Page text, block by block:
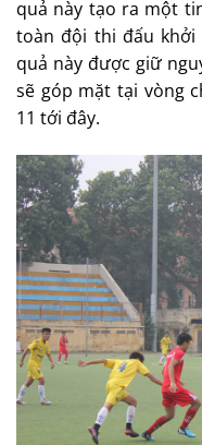
quả này tạo ra một
toàn đội thi đấu
quả này được giữ
sẽ góp mặt tại vòng
11 tới đây.